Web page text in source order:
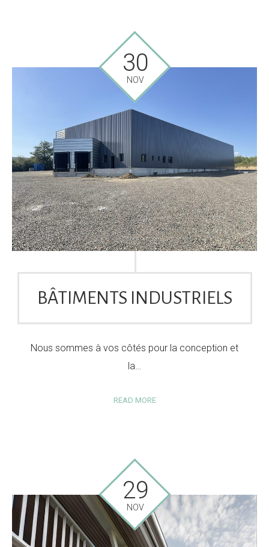
30
NOV
BÂTIMENTS INDUSTRIELS
Nous sommes à vos côtés pour la conception et
la…
READ MORE
29
NOV